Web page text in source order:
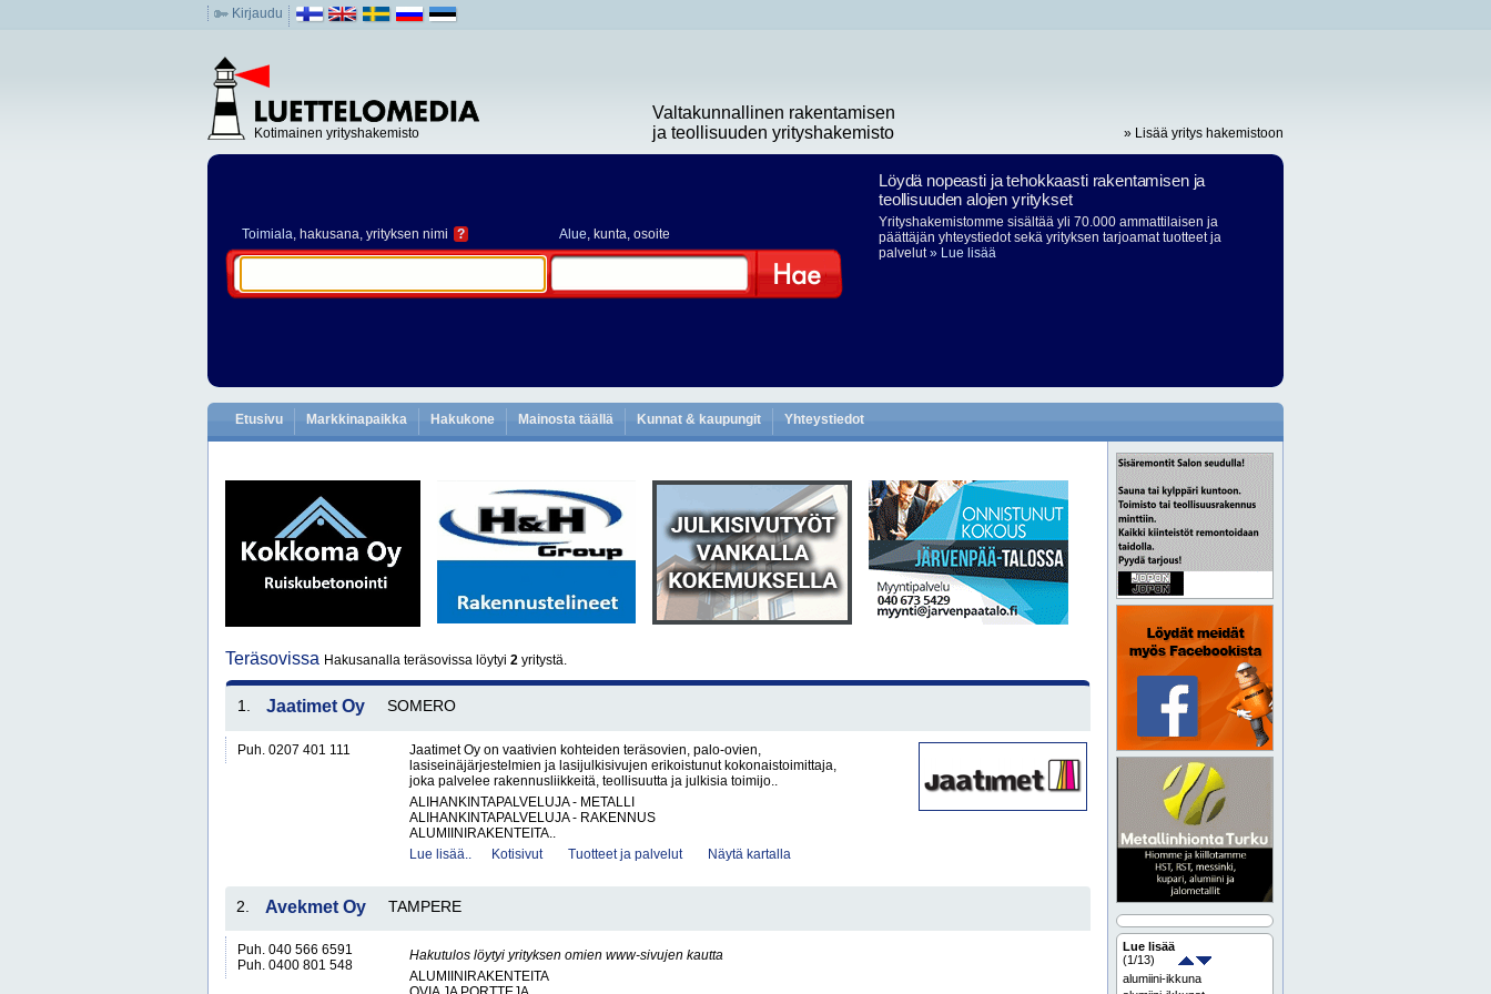
Kirjaudu
Kotimainen yrityshakemisto
Valtakunnallinen rakentamisen
ja teollisuuden yrityshakemisto
» Lisää yritys hakemistoon
Toimiala, hakusana, yrityksen nimi ? Alue, kunta, osoite
Löydä nopeasti ja tehokkaasti rakentamisen ja
teollisuuden alojen yritykset
Yrityshakemistomme sisältää yli 70.000 ammattilaisen ja
päättäjän yhteystiedot sekä yrityksen tarjoamat tuotteet ja
palvelut» Lue lisää
Etusivu Markkinapaikka Hakukone Mainosta täällä Kunnat & kaupungit Yhteystiedot
Teräsovissa Hakusanalla teräsovissa löytyi 2 yritystä.
1. Jaatimet Oy SOMERO
Puh. 0207 401 111
Jaatimet Oy on vaativien kohteiden teräsovien, palo-ovien,
lasiseinäjärjestelmien ja lasijulkisivujen erikoistunut kokonaistoimittaja,
joka palvelee rakennusliikkeitä, teollisuutta ja julkisia toimijo..
ALIHANKINTAPALVELUJA - METALLI
ALIHANKINTAPALVELUJA - RAKENNUS
ALUMIINIRAKENTEITA..
Lue lisää..
Kotisivut Tuotteet ja palvelut Näytä kartalla
2. Avekmet Oy TAMPERE
Puh. 040 566 6591
Puh. 0400 801 548
Hakutulos löytyi yrityksen omien www-sivujen kautta
ALUMIINIRAKENTEITA
Lue lisää
(1/13)
alumiini-ikkuna